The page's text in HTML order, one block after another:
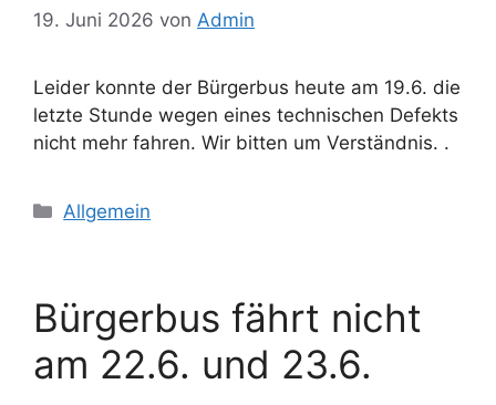
19. Juni 2026 von Admin
Leider konnte der Bürgerbus heute am 19.6. die
letzte Stunde wegen eines technischen Defekts
nicht mehr fahren. Wir bitten um Verständnis. .
Kategorien
Allgemein
Bürgerbus fährt nicht
am 22.6. und 23.6.